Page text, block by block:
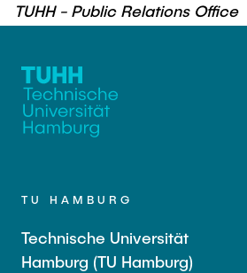
TUHH - Public Relations Office
TU HAMBURG
Technische Universität
Hamburg (TU Hamburg)